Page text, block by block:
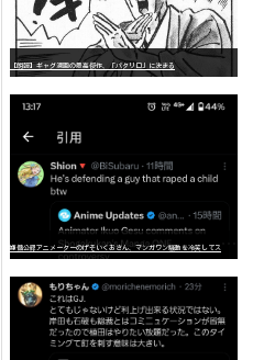
【朗報】ギャグ漫画の最高傑作、「パタリロ」に決まる